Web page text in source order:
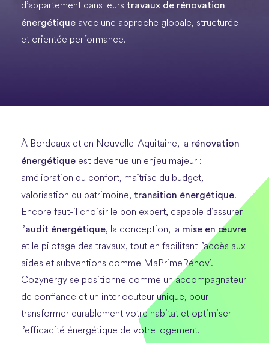
d’appartement dans leurs travaux de rénovation
énergétique avec une approche globale, structurée
et orientée performance.
À Bordeaux et en Nouvelle-Aquitaine, la rénovation
énergétique est devenue un enjeu majeur :
amélioration du confort, maîtrise du budget,
valorisation du patrimoine, transition énergétique.
Encore faut-il choisir le bon expert, capable d’assurer
l’audit énergétique, la conception, la mise en œuvre
et le pilotage des travaux, tout en facilitant l’accès aux
aides et subventions comme MaPrimeRénov’.
Cozynergy se positionne comme un accompagnateur
de confiance et un interlocuteur unique, pour
transformer durablement votre habitat et optimiser
l’efficacité énergétique de votre logement.